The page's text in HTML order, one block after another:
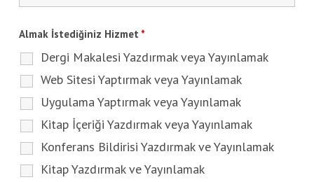
Almak İstediğiniz Hizmet *
Dergi Makalesi Yazdırmak veya Yayınlamak
Web Sitesi Yaptırmak veya Yayınlamak
Uygulama Yaptırmak veya Yayınlamak
Kitap İçeriği Yazdırmak veya Yayınlamak
Konferans Bildirisi Yazdırmak ve Yayınlamak
Kitap Yazdırmak ve Yayınlamak